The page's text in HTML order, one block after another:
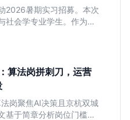
2026暑期实习招募。本次
社会学专业学生。作为深
位提供独立发稿机会与
算法岗拼刺刀，运营
岗聚焦AI决策且京杭双城
基于简章分析岗位门槛、